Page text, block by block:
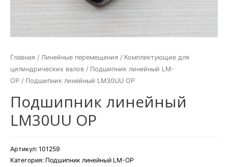
Главная / Линейные перемещения / Комплектующие для
цилиндрических валов / Подшипник линейный LM-
OP / Подшипник линейный LM30UU OP
Подшипник линейный
LM30UU OP
Артикул: 101259
Категория: Подшипник линейный LM-OP